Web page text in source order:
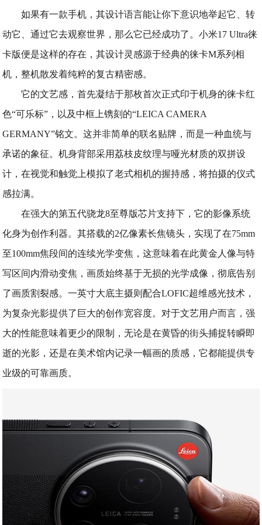
如果有一款手机，其设计语言能让你下意识地举起它、转
动它、通过它去观察世界，那么它已经成功了。小米17 Ultra徕
卡版便是这样的存在，其设计灵感源于经典的徕卡M系列相
机，整机散发着纯粹的复古精密感。
它的文艺感，首先凝结于那枚首次正式印于机身的徕卡红
色“可乐标”，以及中框上镌刻的“LEICA CAMERA
GERMANY”铭文。这并非简单的联名贴牌，而是一种血统与
承诺的象征。机身背部采用荔枝皮纹理与哑光材质的双拼设
计，在视觉和触觉上模拟了老式相机的握持感，将拍摄的仪式
感拉满。
在强大的第五代骁龙8至尊版芯片支持下，它的影像系统
化身为创作利器。其搭载的2亿像素长焦镜头，实现了在75mm
至100mm焦段间的连续光学变焦，这意味着在此黄金人像与特
写区间内滑动变焦，画质始终基于无损的光学成像，彻底告别
了画质割裂感。一英寸大底主摄则配合LOFIC超维感光技术，
为复杂光影提供了巨大的创作宽容度。对于文艺用户而言，强
大的性能意味着更少的限制，无论是在黄昏的街头捕捉转瞬即
逝的光影，还是在美术馆内记录一幅画的质感，它都能提供专
业级的可靠画质。